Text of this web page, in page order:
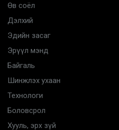
Өв соёл
Дэлхий
Эдийн засаг
Эрүүл мэнд
Байгаль
Шинжлэх ухаан
Технологи
Боловсрол
Хууль, эрх зүй